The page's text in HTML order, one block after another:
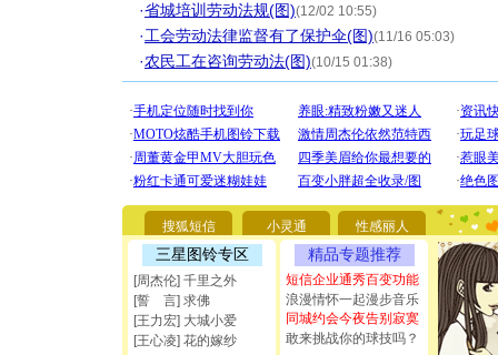
·省城培训劳动法规(图)(12/02 10:55)
·工会劳动法律监督有了保护伞(图)(11/16 05:03)
·农民工在咨询劳动法(图)(10/15 01:38)
搜狐短信 小灵通 性感丽人
三星图铃专区
[周杰伦] 千里之外
[誓 言] 求佛
[王力宏] 大城小爱
[王心凌] 花的嫁纱
精品专题推荐
短信企业通秀百变功能
浪漫情怀一起漫步音乐
同城约会今夜告别寂寞
敢来挑战你的球技吗？
[圣诞节]
你太多
要平安
能正大光
都要快乐
[圣诞节]
如意,快
[元旦]看
断电。爱
你是我专
[元旦]如